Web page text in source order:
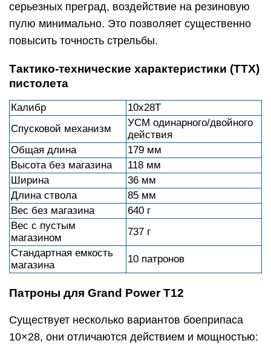
серьезных преград, воздействие на резиновую
пулю минимально. Это позволяет существенно
повысить точность стрельбы.
Тактико-технические характеристики (ТТХ)
пистолета
Калибр
10x28T
Спусковой механизм
УСМ одинарного/двойного
действия
Общая длина
179 мм
Высота без магазина
118 мм
Ширина
36 мм
Длина ствола
85 мм
Вес без магазина
640 г
Вес с пустым
магазином
737 г
Стандартная емкость
магазина
10 патронов
Патроны для Grand Power T12
Существует несколько вариантов боеприпаса
10×28, они отличаются действием и мощностью: